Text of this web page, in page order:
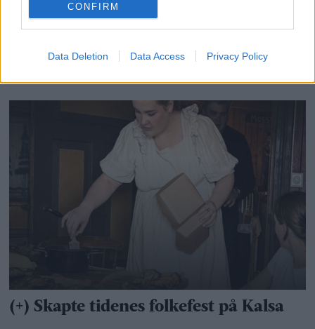
CONFIRM
Data Deletion Data Access Privacy Policy